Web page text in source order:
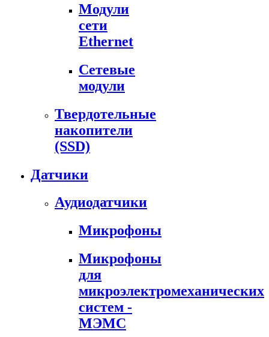
Модули
сети
Ethernet
Сетевые
модули
Твердотельные
накопители
(SSD)
Датчики
Аудиодатчики
Микрофоны
Микрофоны
для
микроэлектромеханических
систем -
МЭМС